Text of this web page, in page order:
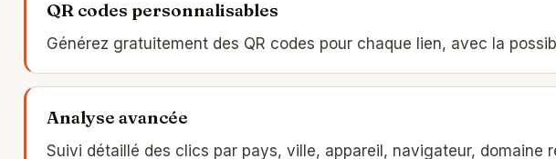
QR codes personnalisables
Générez gratuitement des QR codes pour chaque lien, avec la
Analyse avancée
Suivi détaillé des clics par pays, ville, appareil, navigateur, domaine